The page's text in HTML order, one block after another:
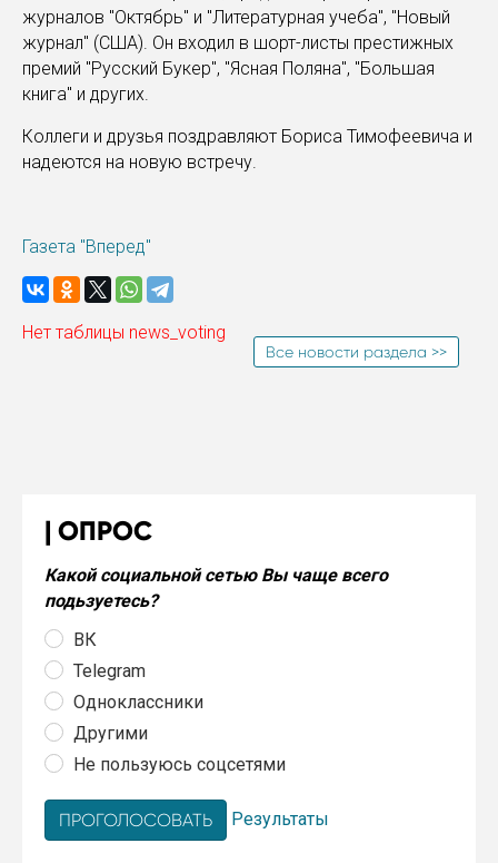
журналов "Октябрь" и "Литературная учеба", "Новый
журнал" (США). Он входил в шорт-листы престижных
премий "Русский Букер", "Ясная Поляна", "Большая
книга" и других.
Коллеги и друзья поздравляют Бориса Тимофеевича и
надеются на новую встречу.
Газета "Вперед"
Нет таблицы news_voting
Все новости раздела >>
ОПРОС
Какой социальной сетью Вы чаще всего
подьзуетесь?
ВК
Telegram
Одноклассники
Другими
Не пользуюсь соцсетями
Результаты